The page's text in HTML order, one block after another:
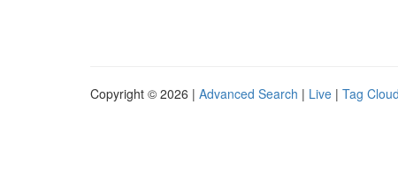
Copyright © 2026 | Advanced Search | Live | Tag Cloud